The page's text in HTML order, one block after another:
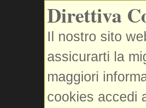
Direttiva
Il nostro sito
assicurarti la
maggiori
cookies accedi